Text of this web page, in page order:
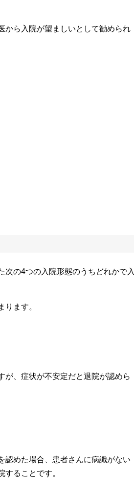
から入院が望ましいとして勧められ
次の4つの入院形態のうちどれかで入
ます。
が、症状が不安定だと退院が認めら
認めた場合、患者さんに病識がない
ることです。